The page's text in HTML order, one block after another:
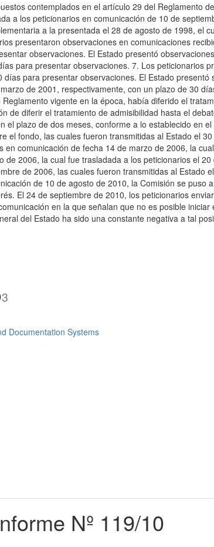
contemplados en el artículo 29 del Reglamento
a los peticionarios en comunicación de 10 de
a la presentada el 28 de agosto de 1998, el
presentaron observaciones en comunicaciones
observaciones. El Estado presentó
para presentar observaciones. 7. Los
para presentar observaciones. El Estado
de 2001, respectivamente, con un plazo de 30
vigente en la época, había diferido el
de diferir el tratamiento de admisibilidad hasta el
plazo de dos meses, conforme a lo establecido en
el fondo, las cuales fueron transmitidas al Estado el
comunicación de fecha 14 de marzo de 2006, la
2006, la cual fue trasladada a los peticionarios el
de 2006, las cuales fueron transmitidas al
de 10 de agosto de 2010, la Comisión se
El 24 de septiembre de 2010, los peticionarios
en la que señalan que no es posible
del Estado ha sido una constante negativa a tal
3
Nº 119/10